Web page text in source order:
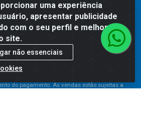
uma experiência
apresentar publicidade
com o seu perfil e melhorar a
site.
não essenciais
de pagamento e frete são válidos para
pelo site. Caso haja divergência de
do pagamento. As vendas estão sujeitas a